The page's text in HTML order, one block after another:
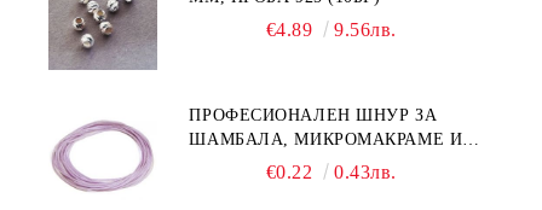
€4.89 9.56лв.
ПРОФЕСИОНАЛЕН ШНУР ЗА
ШАМБАЛА, МИКРОМАКРАМЕ И
ВЪЗЛИ,GRIFFIN, ЦВЯТ ЛЮЛЯК1ММ
€0.22 0.43лв.